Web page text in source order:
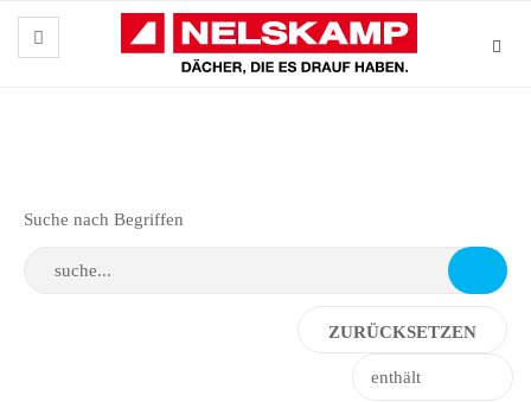
Suche nach Begriffen